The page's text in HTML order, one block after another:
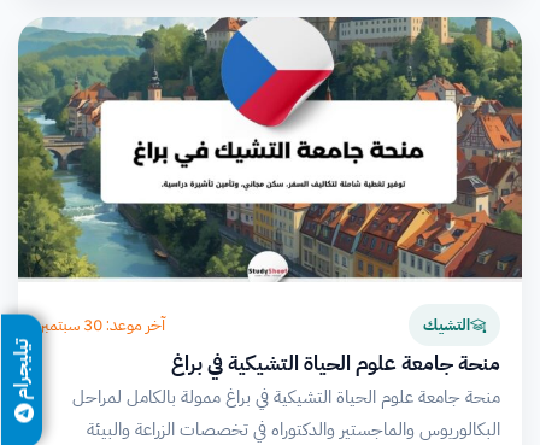
التشيك آخر موعد: 30 سبتمبر
منحة جامعة علوم الحياة التشيكية في براغ
منحة جامعة علوم الحياة التشيكية في براغ ممولة بالكامل لمراحل
البكالوريوس والماجستير والدكتوراه في تخصصات الزراعة والبيئة
تيليجرام